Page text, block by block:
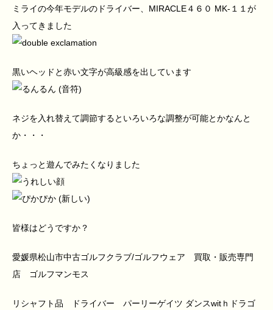
ミライの今年モデルのドライバー、MIRACLE４６０ MK‐１１が
入ってきました
黒いヘッドと赤い文字が高級感を出しています
ネジを入れ替えて調節するといろいろな調整が可能とかなんと
か・・・
ちょっと遊んでみたくなりました
皆様はどうですか？
愛媛県松山市中古ゴルフクラブ/ゴルフウェア 買取・販売専門
店 ゴルフマンモス
リシャフト品 ドライバー パーリーゲイツ ダンスwitｈドラゴ